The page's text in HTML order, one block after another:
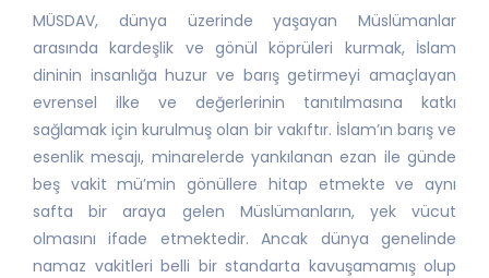
MÜSDAV, dünya üzerinde yaşayan Müslümanlar
arasında kardeşlik ve gönül köprüleri kurmak, İslam
dininin insanlığa huzur ve barış getirmeyi amaçlayan
evrensel ilke ve değerlerinin tanıtılmasına katkı
sağlamak için kurulmuş olan bir vakıftır. İslam’ın barış ve
esenlik mesajı, minarelerde yankılanan ezan ile günde
beş vakit mü’min gönüllere hitap etmekte ve aynı
safta bir araya gelen Müslümanların, yek vücut
olmasını ifade etmektedir. Ancak dünya genelinde
namaz vakitleri belli bir standarta kavuşamamış olup